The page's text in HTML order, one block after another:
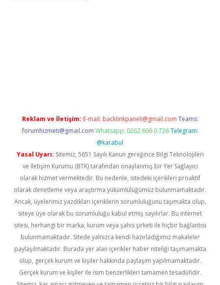
Reklam ve İletişim: E-mail: backlinkpaneli@gmail.com Teams:
forumhizmeti@gmail.com Whatsapp: 0262 606 0 726 Telegram:
@karabul
Yasal Uyarı: Sitemiz, 5651 Sayılı Kanun gereğince Bilgi Teknolojileri
ve İletişim Kurumu (BTK) tarafından onaylanmış bir Yer Sağlayıcı
olarak hizmet vermektedir. Bu nedenle, sitedeki içerikleri proaktif
olarak denetleme veya araştırma yükümlülüğümüz bulunmamaktadır.
Ancak, üyelerimiz yazdıkları içeriklerin sorumluluğunu taşımakta olup,
siteye üye olarak bu sorumluluğu kabul etmiş sayılırlar. Bu internet
sitesi, herhangi bir marka, kurum veya şahıs şirketi ile hiçbir bağlantısı
bulunmamaktadır. Sitede yalnızca kendi hazırladığımız makaleler
paylaşılmaktadır. Burada yer alan içerikler haber niteliği taşımamakta
olup, gerçek kurum ve kişiler hakkında paylaşım yapılmamaktadır.
Gerçek kurum ve kişiler ile isim benzerlikleri tamamen tesadüfidir.